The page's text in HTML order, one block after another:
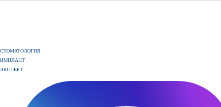
СТОМАТОЛОГИЯ
ИМПЛАНТ
ЭКСПЕРТ